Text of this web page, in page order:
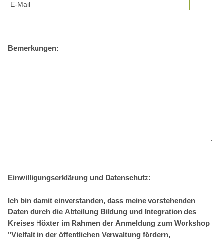
E-Mail
Bemerkungen:
Einwilligungserklärung und Datenschutz:
Ich bin damit einverstanden, dass meine vorstehenden
Daten durch die Abteilung Bildung und Integration des
Kreises Höxter im Rahmen der Anmeldung zum Workshop
"Vielfalt in der öffentlichen Verwaltung fördern,